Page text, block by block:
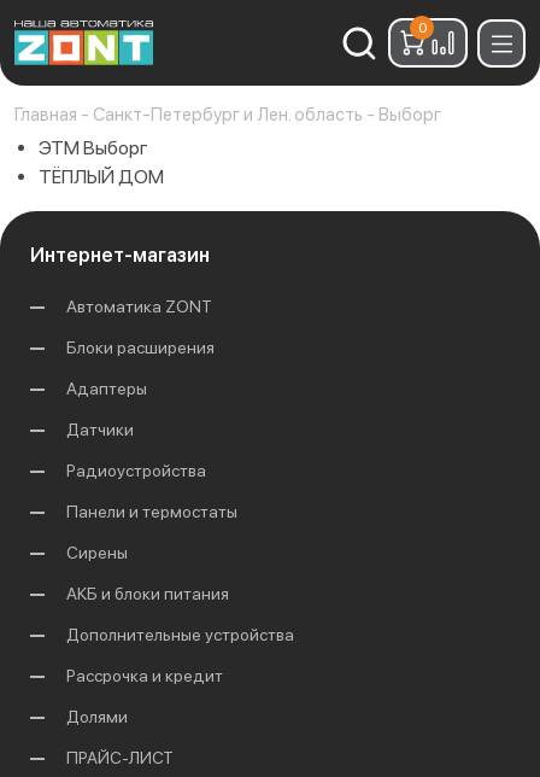
Найти:
0
Главная - Санкт-Петербург и Лен. область - Выборг
ЭТМ Выборг
ТЁПЛЫЙ ДОМ
Интернет-магазин
Автоматика ZONT
Блоки расширения
Адаптеры
Датчики
Радиоустройства
Панели и термостаты
Сирены
АКБ и блоки питания
Дополнительные устройства
Рассрочка и кредит
Долями
ПРАЙС-ЛИСТ